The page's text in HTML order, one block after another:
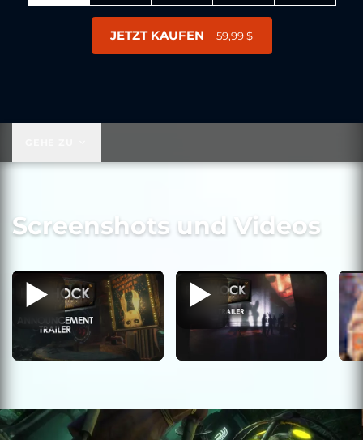
JETZT KAUFEN 59,99 $
Screenshots und Videos